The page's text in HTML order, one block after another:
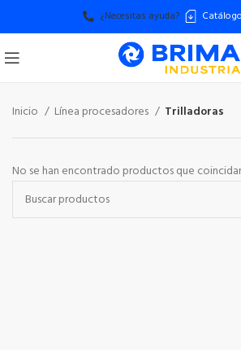
¿Necesitas ayuda? Catálogo
Inicio Línea procesadores Trilladoras
No se han encontrado productos que